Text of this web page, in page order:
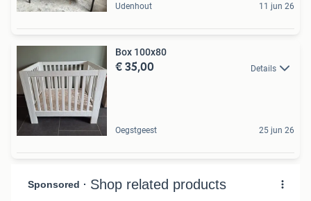
Udenhout 11 jun 26
Box 100x80
€ 35,00 Details
Oegstgeest 25 jun 26